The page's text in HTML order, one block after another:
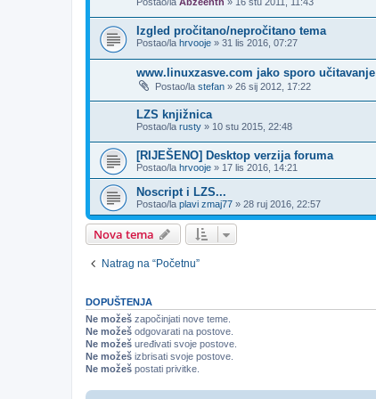
Izgled pročitano/nepročitano tema
Postao/la hrvooje » 31 lis 2016, 07:27
www.linuxzasve.com jako sporo učitavanje
Postao/la stefan » 26 sij 2012, 17:22
LZS knjižnica
Postao/la rusty » 10 stu 2015, 22:48
[RIJEŠENO] Desktop verzija foruma
Postao/la hrvooje » 17 lis 2016, 14:21
Noscript i LZS...
Postao/la plavi zmaj77 » 28 ruj 2016, 22:57
Nova tema
Natrag na “Početnu”
DOPUŠTENJA
Ne možeš započinjati nove teme.
Ne možeš odgovarati na postove.
Ne možeš uređivati svoje postove.
Ne možeš izbrisati svoje postove.
Ne možeš postati privitke.